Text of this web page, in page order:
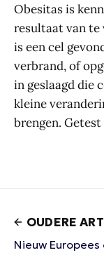
Obesitas is
resultaat van te
is een cel
verbrand, of
in geslaagd die
kleine
brengen.
OUDERE
Nieuw